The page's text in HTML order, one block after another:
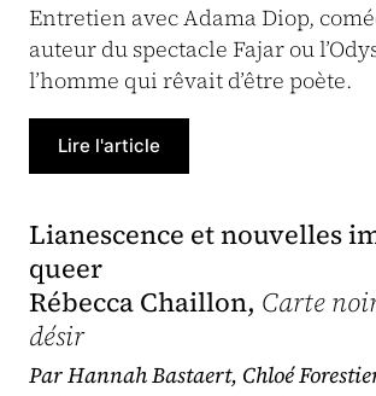
Entretien avec Adama Diop,
auteur du spectacle Fajar ou
l’homme qui rêvait d’être poète.
Lire l'article
Lianescence et nouvelles
queer
Rébecca Chaillon, Carte
désir
Par Hannah Bastaert, Chloé